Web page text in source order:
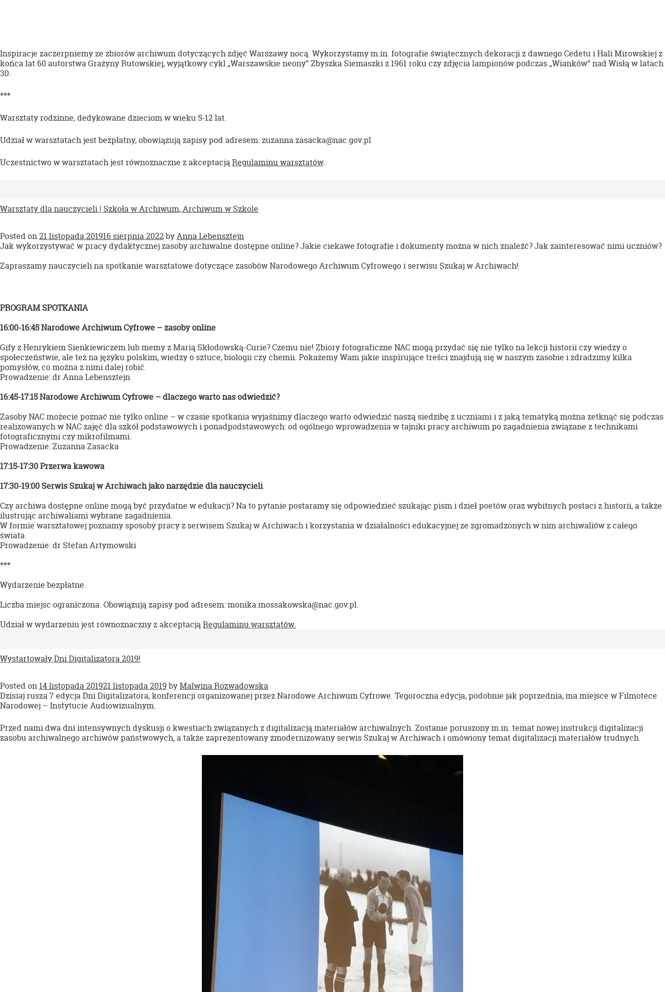
Inspiracje zaczerpniemy ze zbiorów archiwum dotyczących zdjęć Warszawy nocą. Wykorzystamy m.in. fotografie świątecznych dekoracji z dawnego Cedetu i Hali Mirowskiej z
końca lat 60 autorstwa Grażyny Rutowskiej, wyjątkowy cykl „Warszawskie neony” Zbyszka Siemaszki z 1961 roku czy zdjęcia lampionów podczas „Wianków” nad Wisłą w latach
30.
***
Warsztaty rodzinne, dedykowane dzieciom w wieku 5-12 lat.
Udział w warsztatach jest bezpłatny, obowiązują zapisy pod adresem: zuzanna.zasacka@nac.gov.pl
Uczestnictwo w warsztatach jest równoznaczne z akceptacjąRegulaminu warsztatów.
Warsztaty dla nauczycieli | Szkoła w Archiwum, Archiwum w Szkole
Posted on21 listopada 201916 sierpnia 2022byAnna Lebensztejn
Jak wykorzystywać w pracy dydaktycznej zasoby archiwalne dostępne online? Jakie ciekawe fotografie i dokumenty można w nich znaleźć? Jak zainteresować nimi uczniów?
Zapraszamy nauczycieli na spotkanie warsztatowe dotyczące zasobów Narodowego Archiwum Cyfrowego i serwisu Szukaj w Archiwach!
PROGRAM SPOTKANIA
16:00-16:45 Narodowe Archiwum Cyfrowe – zasoby online
Gify z Henrykiem Sienkiewiczem lub memy z Marią Skłodowską-Curie? Czemu nie! Zbiory fotograficzne NAC mogą przydać się nie tylko na lekcji historii czy wiedzy o
społeczeństwie, ale też na języku polskim, wiedzy o sztuce, biologii czy chemii. Pokażemy Wam jakie inspirujące treści znajdują się w naszym zasobie i zdradzimy kilka
pomysłów, co można z nimi dalej robić.
Prowadzenie: dr Anna Lebensztejn
16:45-17:15 Narodowe Archiwum Cyfrowe – dlaczego warto nas odwiedzić?
Zasoby NAC możecie poznać nie tylko online – w czasie spotkania wyjaśnimy dlaczego warto odwiedzić naszą siedzibę z uczniami i z jaką tematyką można zetknąć się podczas
realizowanych w NAC zajęć dla szkół podstawowych i ponadpodstawowych: od ogólnego wprowadzenia w tajniki pracy archiwum po zagadnienia związane z technikami
fotograficznymi czy mikrofilmami.
Prowadzenie: Zuzanna Zasacka
17:15-17:30 Przerwa kawowa
17:30-19:00 Serwis Szukaj w Archiwach jako narzędzie dla nauczycieli
Czy archiwa dostępne online mogą być przydatne w edukacji? Na to pytanie postaramy się odpowiedzieć szukając pism i dzieł poetów oraz wybitnych postaci z historii, a także
ilustrując archiwaliami wybrane zagadnienia.
W formie warsztatowej poznamy sposoby pracy z serwisem Szukaj w Archiwachi korzystania w działalności edukacyjnej ze zgromadzonych w nim archiwaliów z całego
świata.
Prowadzenie: dr Stefan Artymowski
***
Wydarzenie bezpłatne.
Liczba miejsc ograniczona. Obowiązują zapisy pod adresem: monika.mossakowska@nac.gov.pl.
Udział w wydarzeniu jest równoznaczny z akceptacjąRegulaminu warsztatów.
Wystartowały Dni Digitalizatora 2019!
Posted on 14 listopada 201921 listopada 2019 byMalwina Rozwadowska
Dzisiaj rusza 7 edycja Dni Digitalizatora, konferencji organizowanej przez Narodowe Archiwum Cyfrowe. Tegoroczna edycja, podobnie jak poprzednia, ma miejsce w Filmotece
Narodowej – Instytucie Audiowizualnym.
Przed nami dwa dni intensywnych dyskusji o kwestiach związanych z digitalizacją materiałów archiwalnych. Zostanie poruszony m.in. temat nowej instrukcji digitalizacji
zasobu archiwalnego archiwów państwowych, a także zaprezentowany zmodernizowany serwis Szukaj w Archiwach i omówiony temat digitalizacji materiałów trudnych.